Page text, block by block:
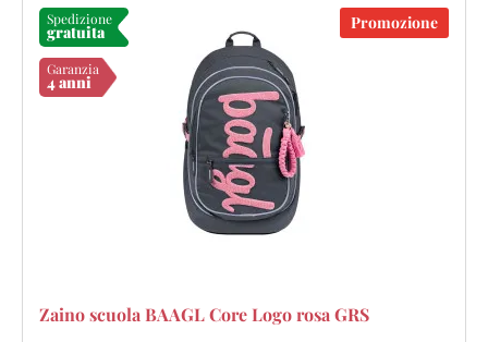
Spedizione
gratuita
Garanzia
4 anni
Promozione
Zaino scuola BAAGL Core Logo rosa GRS